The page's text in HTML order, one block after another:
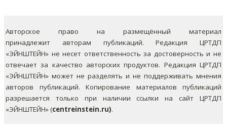
Авторское право на размещённый материал
принадлежит авторам публикаций. Редакция ЦРТДП
«ЭЙНШТЕЙН» не несет ответственность за достоверность и не
отвечает за качество авторских продуктов. Редакция ЦРТДП
«ЭЙНШТЕЙН» может не разделять и не поддерживать мнения
авторов публикаций. Копирование материалов публикаций
разрешается только при наличии ссылки на сайт ЦРТДП
«ЭЙНШТЕЙН» (centreinstein.ru).